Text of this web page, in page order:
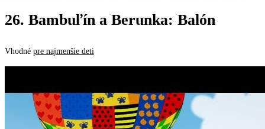
26. Bambuľín a Berunka: Balón
Vhodné pre najmenšie deti